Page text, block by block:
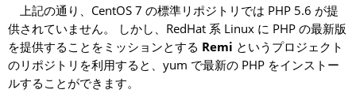
上記の通り、CentOS 7 の標準リポジトリでは PHP 5.6 が提
供されていません。 しかし、RedHat 系 Linux に PHP の最新版
を提供することをミッションとする Remi というプロジェクト
のリポジトリを利用すると、yum で最新の PHP をインストー
ルすることができます。